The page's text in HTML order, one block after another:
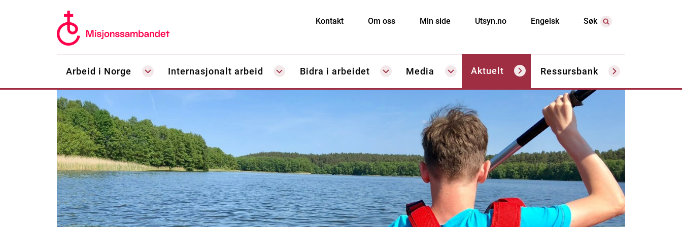
Kontakt Om oss Min side Utsyn.no Engelsk Søk
Arbeid i Norge Internasjonalt arbeid Bidra i arbeidet Media Aktuelt Ressursbank